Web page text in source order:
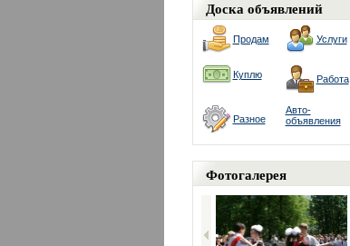
Доска объявлений
Продам Услуги
Куплю Работа
Разное
Авто-
объявления
Фотогалерея